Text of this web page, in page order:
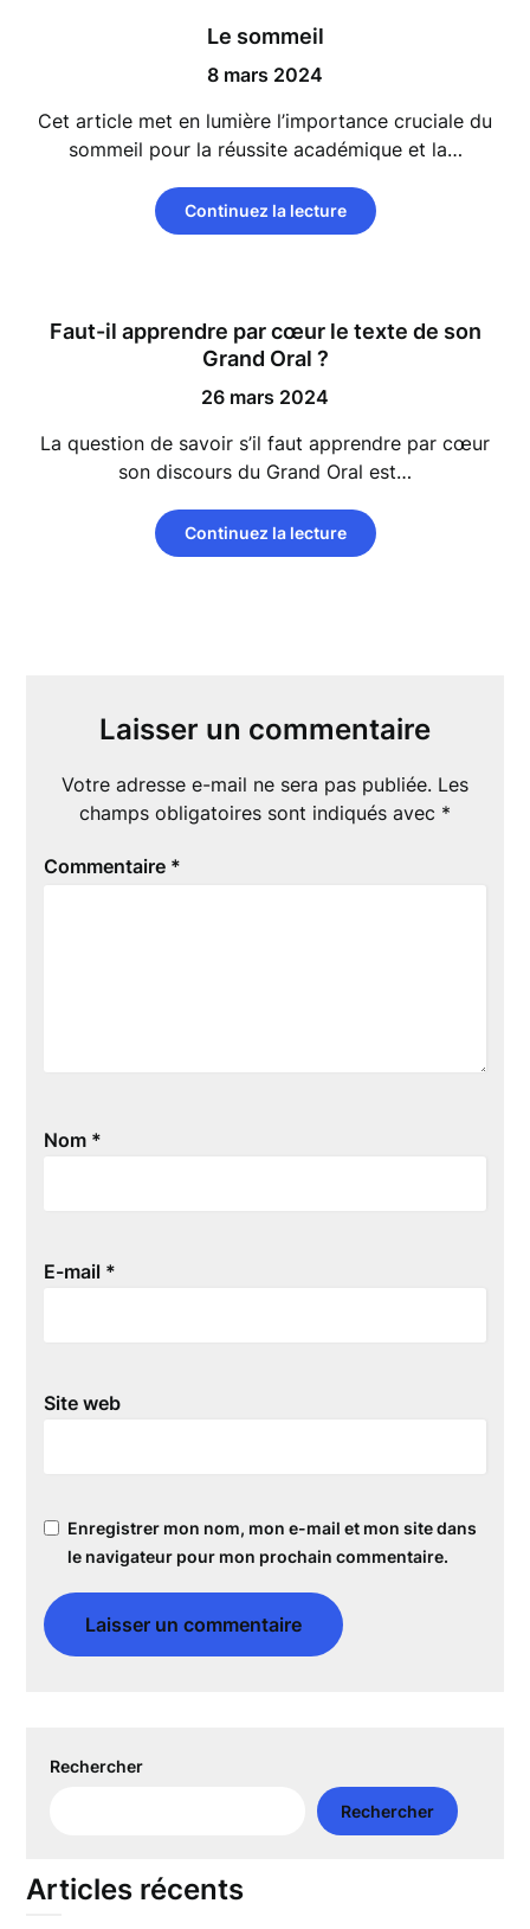
Le sommeil
8 mars 2024
Cet article met en lumière l’importance cruciale du
sommeil pour la réussite académique et la…
Continuez la lecture
Faut-il apprendre par cœur le texte de son
Grand Oral ?
26 mars 2024
La question de savoir s’il faut apprendre par cœur
son discours du Grand Oral est…
Continuez la lecture
Laisser un commentaire
Votre adresse e-mail ne sera pas publiée. Les
champs obligatoires sont indiqués avec *
Commentaire *
Nom *
E-mail *
Site web
Enregistrer mon nom, mon e-mail et mon site dans
le navigateur pour mon prochain commentaire.
Rechercher
Rechercher
Articles récents